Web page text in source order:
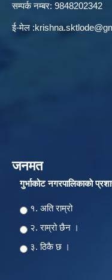
सम्पर्क नम्बर: 9848202342
ई-मेल :
जनमत
गुर्भाकोट नगरपालिकाकाे
Choices
१. अति राम्रो
२‍‍. राम्रो छैन ।
३. ठिकै छ ।